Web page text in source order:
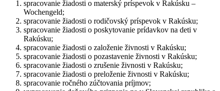
spracovanie žiadosti o materský príspevok v Rakúsku –
Wochengeld;
spracovanie žiadosti o rodičovský príspevok v Rakúsku;
spracovanie žiadosti o poskytovanie prídavkov na deti v
Rakúsku;
spracovanie žiadosti o založenie živnosti v Rakúsku;
spracovanie žiadosti o pozastavenie živnosti v Rakúsku;
spracovanie žiadosti o zrušenie živnosti v Rakúsku;
spracovanie žiadosti o preloženie živnosti v Rakúsku;
spracovanie ročného zúčtovania príjmov;